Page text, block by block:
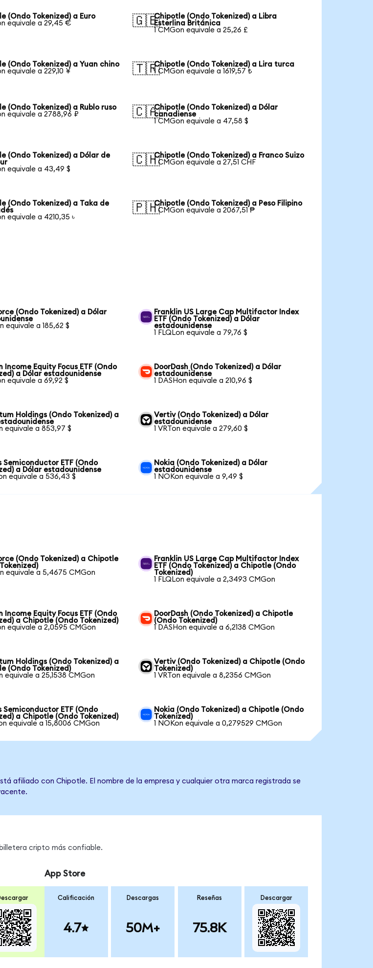
(Ondo Tokenized) a Euro
equivale a 29,45 €
🇬🇧Chipotle (Ondo Tokenized) a Libra
Esterlina Británica
1 CMGon equivale a 25,26 £
(Ondo Tokenized) a Yuan chino
equivale a 229,10 ¥
🇹🇷Chipotle (Ondo Tokenized) a Lira turca
1 CMGon equivale a 1619,57 ₺
(Ondo Tokenized) a Rublo ruso
equivale a 2788,96 ₽
🇨🇦Chipotle (Ondo Tokenized) a Dólar
canadiense
1 CMGon equivale a 47,58 $
(Ondo Tokenized) a Dólar de
equivale a 43,49 $
🇨🇭Chipotle (Ondo Tokenized) a Franco Suizo
1 CMGon equivale a 27,51 CHF
(Ondo Tokenized) a Taka de
equivale a 4210,35 ৳
🇵🇭Chipotle (Ondo Tokenized) a Peso Filipino
1 CMGon equivale a 2067,51 ₱
(Ondo Tokenized) a Dólar
equivale a 185,62 $
Franklin US Large Cap Multifactor Index
ETF (Ondo Tokenized) a Dólar
estadounidense
1 FLQLon equivale a 79,76 $
Income Equity Focus ETF (Ondo
a Dólar estadounidense
equivale a 69,92 $
DoorDash (Ondo Tokenized) a Dólar
estadounidense
1 DASHon equivale a 210,96 $
Holdings (Ondo Tokenized) a
equivale a 853,97 $
Vertiv (Ondo Tokenized) a Dólar
estadounidense
1 VRTon equivale a 279,60 $
Semiconductor ETF (Ondo
a Dólar estadounidense
equivale a 536,43 $
Nokia (Ondo Tokenized) a Dólar
estadounidense
1 NOKon equivale a 9,49 $
(Ondo Tokenized) a Chipotle
equivale a 5,4675 CMGon
Franklin US Large Cap Multifactor Index
ETF (Ondo Tokenized) a Chipotle (Ondo
Tokenized)
1 FLQLon equivale a 2,3493 CMGon
Income Equity Focus ETF (Ondo
a Chipotle (Ondo Tokenized)
equivale a 2,0595 CMGon
DoorDash (Ondo Tokenized) a Chipotle
(Ondo Tokenized)
1 DASHon equivale a 6,2138 CMGon
Holdings (Ondo Tokenized) a
(Ondo Tokenized)
equivale a 25,1538 CMGon
Vertiv (Ondo Tokenized) a Chipotle (Ondo
Tokenized)
1 VRTon equivale a 8,2356 CMGon
Semiconductor ETF (Ondo
a Chipotle (Ondo Tokenized)
equivale a 15,8006 CMGon
Nokia (Ondo Tokenized) a Chipotle (Ondo
Tokenized)
1 NOKon equivale a 0,279529 CMGon
afiliado con Chipotle. El nombre de la empresa y cualquier otra marca registrada se
cripto más confiable.
App Store
Calificación
4.7
Descargas
50M+
Reseñas
75.8K
Descargar